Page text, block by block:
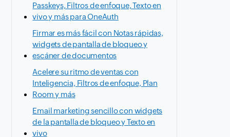
Passkeys, Filtros de enfoque, Texto en
vivo y más para OneAuth
Firmar es más fácil con Notas rápidas,
widgets de pantalla de bloqueo y
escáner de documentos
Acelere su ritmo de ventas con
Inteligencia, Filtros de enfoque, Plan
Room y más
Email marketing sencillo con widgets
de la pantalla de bloqueo y Texto en
vivo